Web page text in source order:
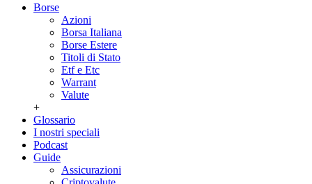
Borse
Azioni
Borsa Italiana
Borse Estere
Titoli di Stato
Etf e Etc
Warrant
Valute
+
Glossario
I nostri speciali
Podcast
Guide
Assicurazioni